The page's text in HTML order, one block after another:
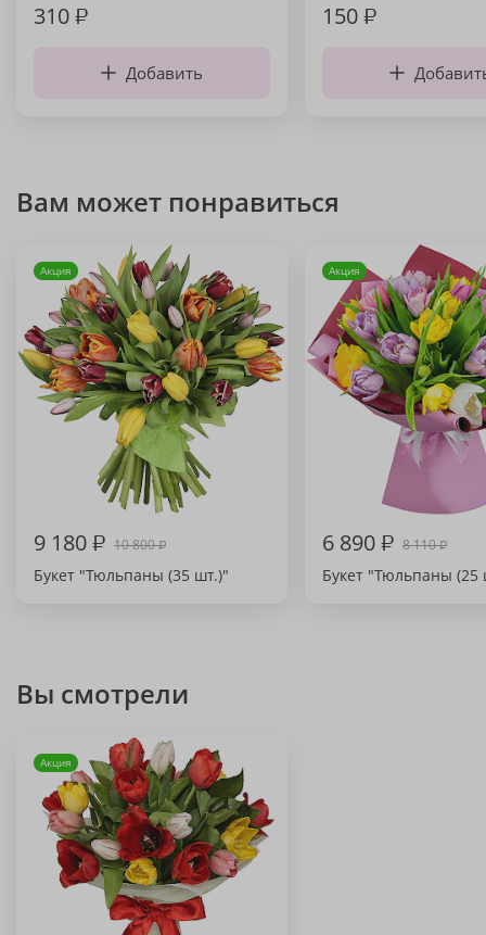
310₽
Добавить
150₽
Вам может понравиться
Акция
9 180₽ 10 800₽
Букет "Тюльпаны (35 шт.)"
Акция
6 890₽ 8 110₽
Букет "Тюльпаны (25
Вы смотрели
Акция